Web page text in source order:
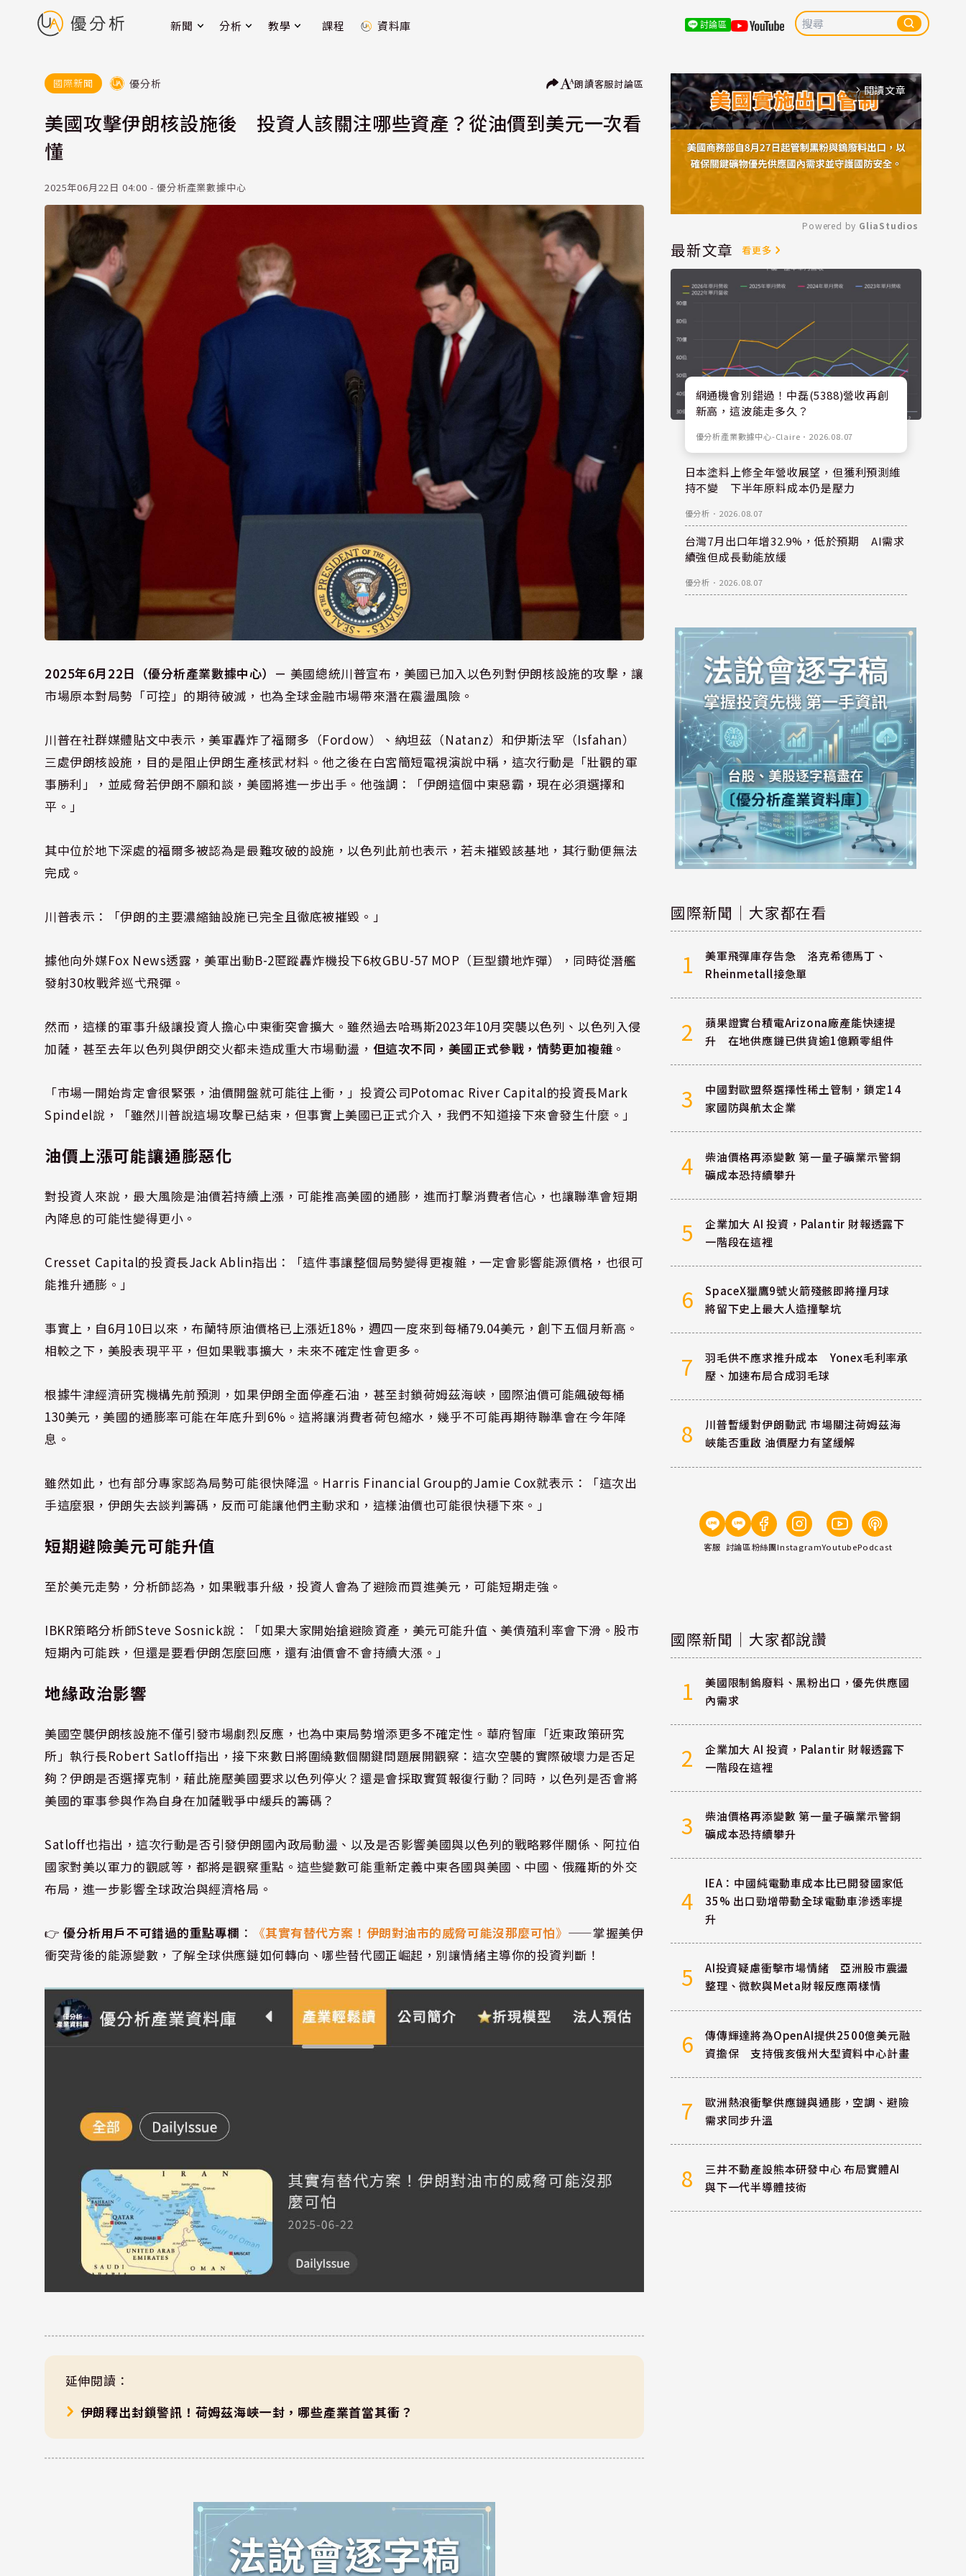
新聞 分析 教學 課程 資料庫 討論區
國際新聞 優分析 朗讀客服討論區
美國攻擊伊朗核設施後 投資人該關注哪些資產？從油價到美元一次看
懂
2025年06月22日 04:00 - 優分析產業數據中心
2025年6月22日（優分析產業數據中心）－ 美國總統川普宣布，美國已加入以色列對伊朗核設施的攻擊，讓
市場原本對局勢「可控」的期待破滅，也為全球金融市場帶來潛在震盪風險。
川普在社群媒體貼文中表示，美軍轟炸了福爾多（Fordow）、納坦茲（Natanz）和伊斯法罕（Isfahan）
三處伊朗核設施，目的是阻止伊朗生產核武材料。他之後在白宮簡短電視演說中稱，這次行動是「壯觀的軍
事勝利」，並威脅若伊朗不願和談，美國將進一步出手。他強調：「伊朗這個中東惡霸，現在必須選擇和
平。」
其中位於地下深處的福爾多被認為是最難攻破的設施，以色列此前也表示，若未摧毀該基地，其行動便無法
完成。
川普表示：「伊朗的主要濃縮鈾設施已完全且徹底被摧毀。」
據他向外媒Fox News透露，美軍出動B-2匿蹤轟炸機投下6枚GBU-57 MOP（巨型鑽地炸彈），同時從潛艦
發射30枚戰斧巡弋飛彈。
然而，這樣的軍事升級讓投資人擔心中東衝突會擴大。雖然過去哈瑪斯2023年10月突襲以色列、以色列入侵
加薩，甚至去年以色列與伊朗交火都未造成重大市場動盪， 但這次不同，美國正式參戰，情勢更加複雜 。
「市場一開始肯定會很緊張，油價開盤就可能往上衝，」投資公司Potomac River Capital的投資長Mark
Spindel說，「雖然川普說這場攻擊已結束，但事實上美國已正式介入，我們不知道接下來會發生什麼。」
油價上漲可能讓通膨惡化
對投資人來說，最大風險是油價若持續上漲，可能推高美國的通膨，進而打擊消費者信心，也讓聯準會短期
內降息的可能性變得更小。
Cresset Capital的投資長Jack Ablin指出：「這件事讓整個局勢變得更複雜，一定會影響能源價格，也很可
能推升通膨。」
事實上，自6月10日以來，布蘭特原油價格已上漲近18%，週四一度來到每桶79.04美元，創下五個月新高。
相較之下，美股表現平平，但如果戰事擴大，未來不確定性會更多。
根據牛津經濟研究機構先前預測，如果伊朗全面停產石油，甚至封鎖荷姆茲海峽，國際油價可能飆破每桶
130美元，美國的通膨率可能在年底升到6%。這將讓消費者荷包縮水，幾乎不可能再期待聯準會在今年降
息。
雖然如此，也有部分專家認為局勢可能很快降溫。Harris Financial Group的Jamie Cox就表示：「這次出
手這麼狠，伊朗失去談判籌碼，反而可能讓他們主動求和，這樣油價也可能很快穩下來。」
短期避險美元可能升值
至於美元走勢，分析師認為，如果戰事升級，投資人會為了避險而買進美元，可能短期走強。
IBKR策略分析師Steve Sosnick說：「如果大家開始搶避險資產，美元可能升值、美債殖利率會下滑。股市
短期內可能跌，但還是要看伊朗怎麼回應，還有油價會不會持續大漲。」
地緣政治影響
美國空襲伊朗核設施不僅引發市場劇烈反應，也為中東局勢增添更多不確定性。華府智庫「近東政策研究
所」執行長Robert Satloff指出，接下來數日將圍繞數個關鍵問題展開觀察：這次空襲的實際破壞力是否足
夠？伊朗是否選擇克制，藉此施壓美國要求以色列停火？還是會採取實質報復行動？同時，以色列是否會將
美國的軍事參與作為自身在加薩戰爭中緩兵的籌碼？
Satloff也指出，這次行動是否引發伊朗國內政局動盪、以及是否影響美國與以色列的戰略夥伴關係、阿拉伯
國家對美以軍力的觀感等，都將是觀察重點。這些變數可能重新定義中東各國與美國、中國、俄羅斯的外交
布局，進一步影響全球政治與經濟格局。
👉優分析用戶不可錯過的重點專欄 ： 《其實有替代方案！伊朗對油市的威脅可能沒那麼可怕》 ——掌握美伊
衝突背後的能源變數，了解全球供應鏈如何轉向、哪些替代國正崛起，別讓情緒主導你的投資判斷！
延伸閱讀：
伊朗釋出封鎖警訊！荷姆茲海峽一封，哪些產業首當其衝？
arrow_forward_ios 閱讀文章
Mute
Powered by GliaStudios
最新文章 看更多
網通機會別錯過！中磊(5388)營收再創
新高，這波能走多久？
優分析產業數據中心-Claire ． 2026.08.07
日本塗料上修全年營收展望，但獲利預測維
持不變 下半年原料成本仍是壓力
優分析 ． 2026.08.07
台灣7月出口年增32.9%，低於預期 AI需求
續強但成長動能放緩
優分析 ． 2026.08.07
國際新聞｜大家都在看
1
美軍飛彈庫存告急 洛克希德馬丁、
Rheinmetall接急單
2
蘋果證實台積電Arizona廠產能快速提
升 在地供應鏈已供貨逾1億顆零組件
3
中國對歐盟祭選擇性稀土管制，鎖定14
家國防與航太企業
4
柴油價格再添變數 第一量子礦業示警銅
礦成本恐持續攀升
5
企業加大 AI 投資，Palantir 財報透露下
一階段在這裡
6
SpaceX獵鷹9號火箭殘骸即將撞月球
將留下史上最大人造撞擊坑
7
羽毛供不應求推升成本 Yonex毛利率承
壓、加速布局合成羽毛球
8
川普暫緩對伊朗動武 市場關注荷姆茲海
峽能否重啟 油價壓力有望緩解
客服 討論區粉絲團InstagramYoutubePodcast
國際新聞｜大家都說讚
1
美國限制鎢廢料、黑粉出口，優先供應國
內需求
2
企業加大 AI 投資，Palantir 財報透露下
一階段在這裡
3
柴油價格再添變數 第一量子礦業示警銅
礦成本恐持續攀升
4
IEA：中國純電動車成本比已開發國家低
35% 出口勁增帶動全球電動車滲透率提
升
5
AI投資疑慮衝擊市場情緒 亞洲股市震盪
整理、微軟與Meta財報反應兩樣情
6
傳傳輝達將為OpenAI提供2500億美元融
資擔保 支持俄亥俄州大型資料中心計畫
7
歐洲熱浪衝擊供應鏈與通膨，空調、避險
需求同步升溫
8
三井不動產設熊本研發中心 布局實體AI
與下一代半導體技術